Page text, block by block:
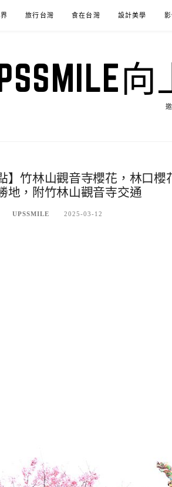
旅行台灣 食在台灣 設計美學
】竹林山觀音寺櫻花，林口
地，附竹林山觀音寺交通
UPSSMILE 2025-03-12